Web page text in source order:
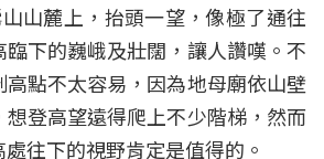
山麓上，抬頭一望，像極了通往
下的巍峨及壯闊，讓人讚嘆。不
點不太容易，因為地母廟依山壁
登高望遠得爬上不少階梯，然而
往下的視野肯定是值得的。